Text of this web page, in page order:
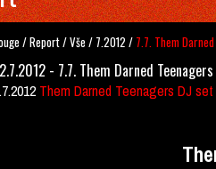
/Report/Vše / 7.2012 / 7.7. Them
- 7.7. Them Darned Teenagers
Them Darned Teenagers DJ